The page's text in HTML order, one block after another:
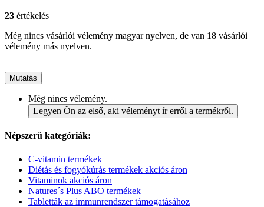
23 értékelés
Még nincs vásárlói vélemény magyar nyelven, de van 18 vásárlói
vélemény más nyelven.
Mutatás
Még nincs vélemény.
Legyen Ön az első, aki véleményt ír erről a termékről.
Népszerű kategóriák:
C-vitamin termékek
Diétás és fogyókúrás termékek akciós áron
Vitaminok akciós áron
Natures´s Plus ABO termékek
Tabletták az immunrendszer támogatásához